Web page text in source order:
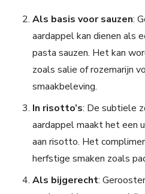
Als basis voor sauzen:
aardappel kan dienen als
pasta sauzen. Het kan
zoals salie of rozemarijn
smaakbeleving.
In risotto’s: De subtiele
aardappel maakt het een
aan risotto. Het
herfstige smaken zoals
Als bijgerecht: